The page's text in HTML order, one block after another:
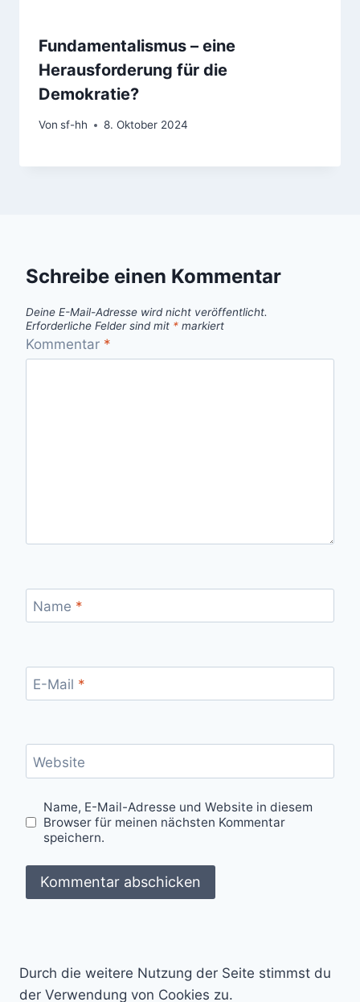
Fundamentalismus – eine
Herausforderung für die
Demokratie?
Von sf-hh 8. Oktober 2024
Schreibe einen Kommentar
Deine E-Mail-Adresse wird nicht veröffentlicht.
Erforderliche Felder sind mit * markiert
Kommentar *
Name *
E-Mail *
Website
Name, E-Mail-Adresse und Website in diesem
Browser für meinen nächsten Kommentar
speichern.
Durch die weitere Nutzung der Seite stimmst du
der Verwendung von Cookies zu.